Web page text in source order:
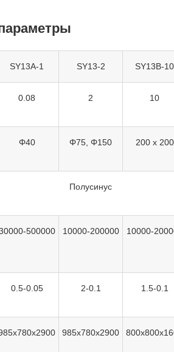
SY13A-1 SY13-2 SY13B-10
0.08 2 10
Φ40 Φ75, Φ150 200 x 200
Полусинус
500000 10000-200000 10000-
0.5-0.05 2-0.1 1.5-0.1
985x780x2900